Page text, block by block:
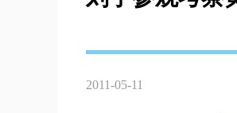
2011-05-11